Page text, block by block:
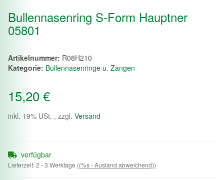
Bullennasenring S-Form Hauptner
05801
Artikelnummer: R08H210
Kategorie: Bullennasenringe u. Zangen
15,20 €
inkl. 19% USt. , zzgl. Versand
verfügbar
Lieferzeit:2 - 3 Werktage ((%s - Ausland abweichend))